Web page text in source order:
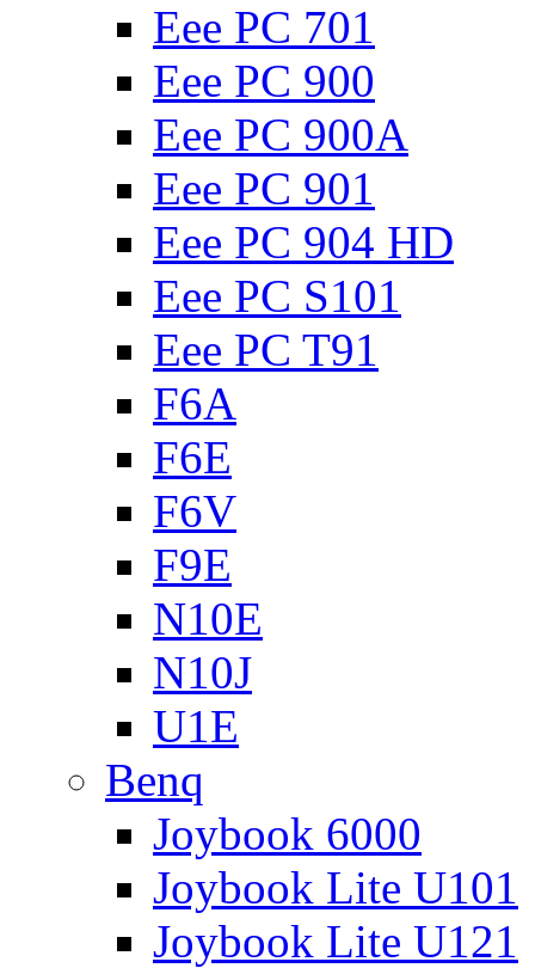
Eee PC 701
Eee PC 900
Eee PC 900A
Eee PC 901
Eee PC 904 HD
Eee PC S101
Eee PC T91
F6A
F6E
F6V
F9E
N10E
N10J
U1E
Benq
Joybook 6000
Joybook Lite U101
Joybook Lite U121